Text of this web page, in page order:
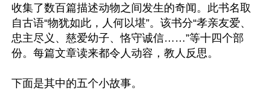
收集了数百篇描述动物之间发生的奇闻。此书名取
自古语“物犹如此，人何以堪”。该书分“孝亲友爱、
忠主尽义、慈爱幼子、恪守诚信……”等十四个部
份。每篇文章读来都令人动容，教人反思。
下面是其中的五个小故事。